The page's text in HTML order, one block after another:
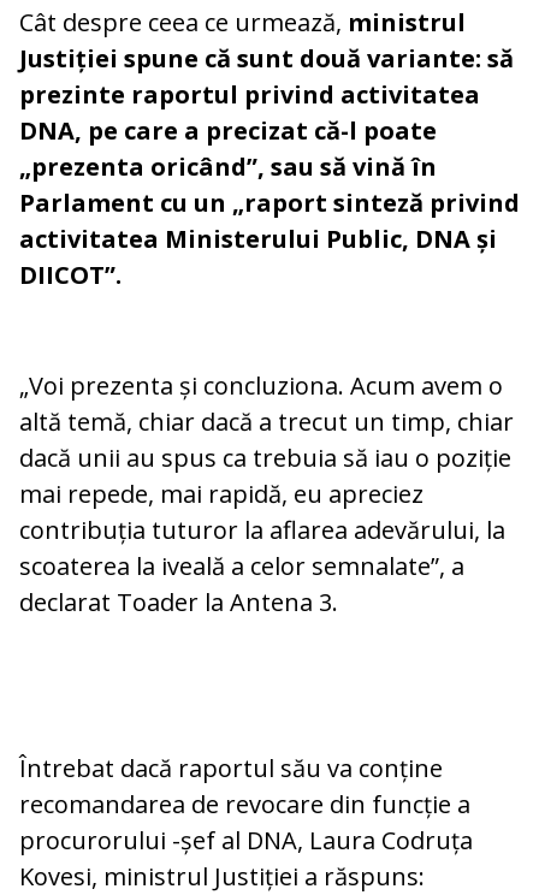
Cât despre ceea ce urmează, ministrul
Justiției spune că sunt două variante: să
prezinte raportul privind activitatea
DNA, pe care a precizat că-l poate
„prezenta oricând”, sau să vină în
Parlament cu un „raport sinteză privind
activitatea Ministerului Public, DNA și
DIICOT”.
„Voi prezenta și concluziona. Acum avem o
altă temă, chiar dacă a trecut un timp, chiar
dacă unii au spus ca trebuia să iau o poziție
mai repede, mai rapidă, eu apreciez
contribuția tuturor la aflarea adevărului, la
scoaterea la iveală a celor semnalate”, a
declarat Toader la Antena 3.
Întrebat dacă raportul său va conține
recomandarea de revocare din funcție a
procurorului -șef al DNA, Laura Codruța
Kovesi, ministrul Justiției a răspuns: